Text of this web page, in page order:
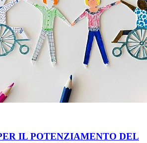
IL POTENZIAMENTO DEL